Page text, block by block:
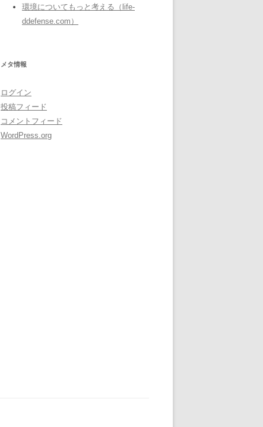
環境についてもっと考える（life-
ddefense.com）
メタ情報
ログイン
投稿フィード
コメントフィード
WordPress.org